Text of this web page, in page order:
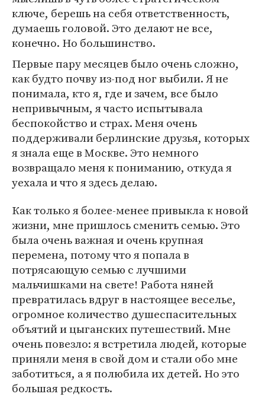
ключе, берешь на себя ответственность,
думаешь головой. Это делают не все,
конечно. Но большинство.
Первые пару месяцев было очень сложно,
как будто почву из-под ног выбили. Я не
понимала, кто я, где и зачем, все было
непривычным, я часто испытывала
беспокойство и страх. Меня очень
поддерживали берлинские друзья, которых
я знала еще в Москве. Это немного
возвращало меня к пониманию, откуда я
уехала и что я здесь делаю.
Как только я более-менее привыкла к новой
жизни, мне пришлось сменить семью. Это
была очень важная и очень крупная
перемена, потому что я попала в
потрясающую семью с лучшими
мальчишками на свете! Работа няней
превратилась вдруг в настоящее веселье,
огромное количество душеспасительных
объятий и цыганских путешествий. Мне
очень повезло: я встретила людей, которые
приняли меня в свой дом и стали обо мне
заботиться, а я полюбила их детей. Но это
большая редкость.